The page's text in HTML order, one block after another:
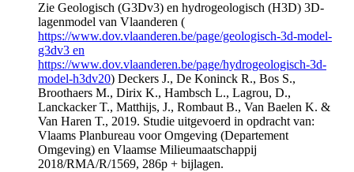
Zie Geologisch (G3Dv3) en hydrogeologisch (H3D) 3D-
lagenmodel van Vlaanderen (
https://www.dov.vlaanderen.be/page/geologisch-3d-model-
g3dv3 en
https://www.dov.vlaanderen.be/page/hydrogeologisch-3d-
model-h3dv20) Deckers J., De Koninck R., Bos S.,
Broothaers M., Dirix K., Hambsch L., Lagrou, D.,
Lanckacker T., Matthijs, J., Rombaut B., Van Baelen K. &
Van Haren T., 2019. Studie uitgevoerd in opdracht van:
Vlaams Planbureau voor Omgeving (Departement
Omgeving) en Vlaamse Milieumaatschappij
2018/RMA/R/1569, 286p + bijlagen.